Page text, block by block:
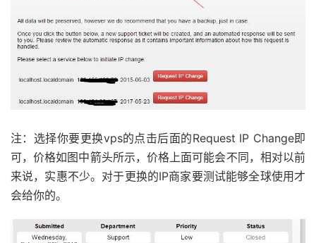
注：选择你要更换vps的点击后面的Request IP Change即
可，价格如图中箭头所示，价格上面可能会不同，相对以前
来说，实惠不少。对于更换的IP商家要测试能够全球使用才
会给你的。